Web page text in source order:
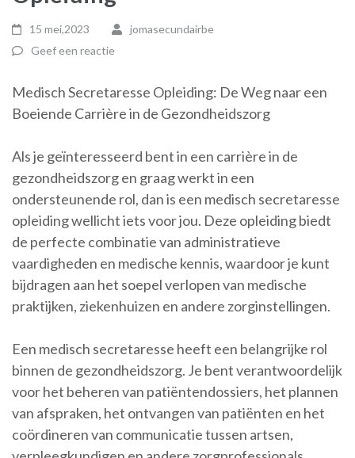
15 mei,2023
jomasecundairbe
Geef een reactie
Medisch Secretaresse Opleiding: De Weg naar een
Boeiende Carrière in de Gezondheidszorg
Als je geïnteresseerd bent in een carrière in de
gezondheidszorg en graag werkt in een
ondersteunende rol, dan is een medisch secretaresse
opleiding wellicht iets voor jou. Deze opleiding biedt
de perfecte combinatie van administratieve
vaardigheden en medische kennis, waardoor je kunt
bijdragen aan het soepel verlopen van medische
praktijken, ziekenhuizen en andere zorginstellingen.
Een medisch secretaresse heeft een belangrijke rol
binnen de gezondheidszorg. Je bent verantwoordelijk
voor het beheren van patiëntendossiers, het plannen
van afspraken, het ontvangen van patiënten en het
coördineren van communicatie tussen artsen,